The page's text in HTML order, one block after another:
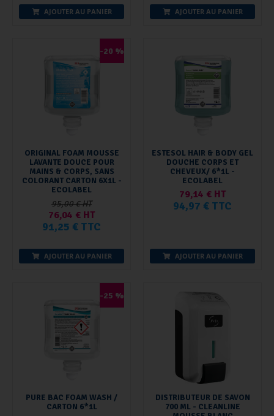
AJOUTER AU PANIER AJOUTER AU PANIER
-20 %
ORIGINAL FOAM MOUSSE
LAVANTE DOUCE POUR
MAINS & CORPS, SANS
COLORANT CARTON 6X1L -
ECOLABEL
95,00 € HT
76,04 € HT
91,25 € TTC
AJOUTER AU PANIER
ESTESOL HAIR & BODY GEL
DOUCHE CORPS ET
CHEVEUX/ 6*1L -
ECOLABEL
79,14 € HT
94,97 € TTC
AJOUTER AU PANIER
-25 %
PURE BAC FOAM WASH /
CARTON 6*1L
DISTRIBUTEUR DE SAVON
700 ML - CLEANLINE